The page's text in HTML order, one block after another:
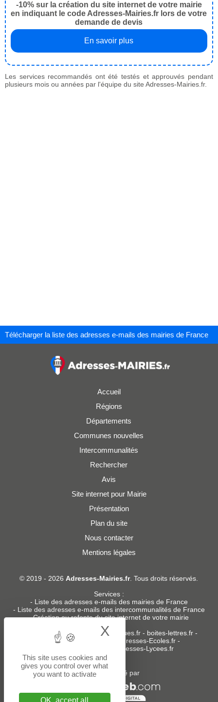
-10% sur la création du site internet de votre mairie
en indiquant le code Adresses-Mairies.fr lors de votre
demande de devis
En savoir plus
Les services recommandés ont été testés et approuvés pendant
plusieurs mois ou années par l'équipe du site Adresses-Mairies.fr.
Télécharger la liste des adresses e-mails des mairies de France
Accueil
Régions
Départements
Communes nouvelles
Intercommunalités
Rechercher
Avis
Site internet pour Mairie
Présentation
Plan du site
Nous contacter
Mentions légales
© 2019 - 2026Adresses-Mairies.fr. Tous droits réservés.
Services :
- Liste des adresses e-mails des mairies de France
- Liste des adresses e-mails des intercommunalités de France
-Création ou refonte du site internet de votre mairie
Sites partenaires: donneespubliques.fr - boites-lettres.fr -
bureaux.boites-lettres.fr
Adresses-Ecoles.fr -
Adresses-Lycees.fr
Un service édité par
This site uses cookies and
gives you control over what
you want to activate
OK, accept all
X Hide cookie